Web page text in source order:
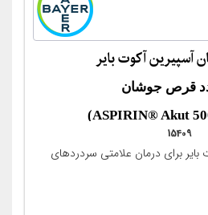
آکوت بایر
15409
برای درمان علامتی سردردهای